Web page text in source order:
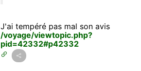
J'ai tempéré pas mal son avis
/voyage/viewtopic.php?
pid=42332#p42332